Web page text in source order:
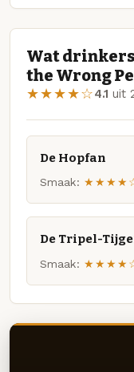
Wat
the Wrong
★★★★☆4.1 uit
De Hopfan
Smaak:
De Tripel-
Smaak: